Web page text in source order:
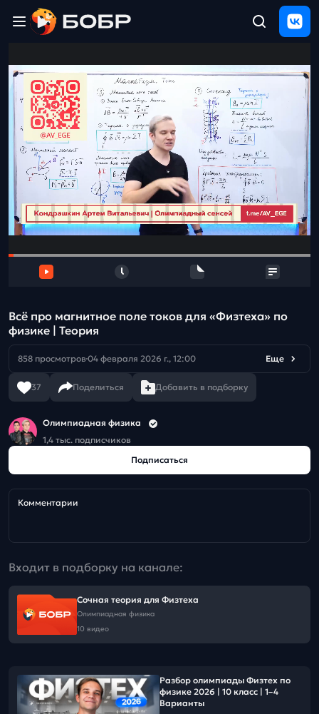
ЩЕЛЧОК
2026
Полезные
материалы
Проверка
сочинений
Тех
поддержка
и
Всё про магнитное поле токов для «Физтеха» по
физике | Теория
858 просмотров 04 февраля 2026 г., 12:00 Еще
37 Поделиться Добавить в подборку
Олимпиадная физика
1,4 тыс. подписчиков
Подписаться
Комментарии
Входит в подборку на канале:
Сочная теория для Физтеха
Олимпиадная физика
10 видео
Разбор олимпиады Физтех по
физике 2026 | 10 класс | 1–4
Варианты